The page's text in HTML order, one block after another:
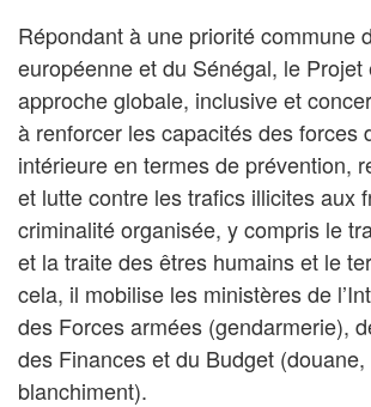
Répondant à une priorité commune
européenne et du Sénégal, le
approche globale, inclusive et
à renforcer les capacités des forces
intérieure en termes de prévention,
et lutte contre les trafics illicites aux
criminalité organisée, y compris le
et la traite des êtres humains et le
cela, il mobilise les ministères de
des Forces armées (gendarmerie),
des Finances et du Budget
blanchiment).